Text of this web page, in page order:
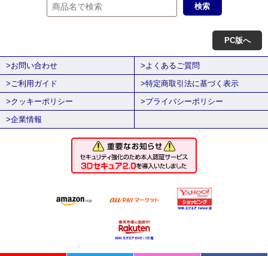
PC版へ
>お問い合わせ
>よくあるご質問
>ご利用ガイド
>特定商取引法に基づく表示
>クッキーポリシー
>プライバシーポリシー
>企業情報